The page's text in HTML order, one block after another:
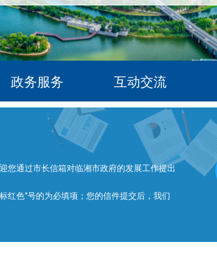
政务服务 互动交流
通过市长信箱对临湘市政府的发展工作提出
色*号的为必填项；您的信件提交后，我们